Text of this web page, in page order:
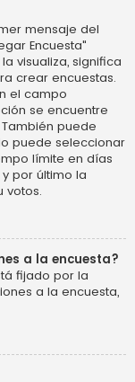
mensaje del
Encuesta"
visualiza, significa
crear encuestas.
el campo
se encuentre
puede
puede seleccionar
límite en días
por último la
votos.
a la encuesta?
fijado por la
a la encuesta,